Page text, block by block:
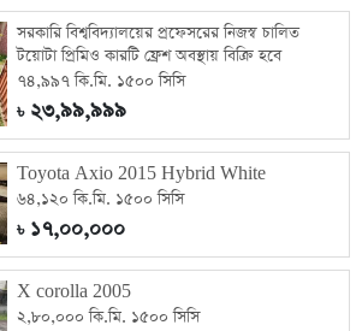
সরকারি বিশ্ববিদ্যালয়ের প্রফেসরের নিজস্ব চালিত
টয়োটা প্রিমিও কারটি ফ্রেশ অবস্থায় বিক্রি হবে
৭৪,৯৯৭ কি.মি. ১৫০০ সিসি
৳২৩,৯৯,৯৯৯
Toyota Axio 2015 Hybrid White
৬৪,১২০ কি.মি. ১৫০০ সিসি
৳১৭,০০,০০০
X corolla 2005
২,৮০,০০০ কি.মি. ১৫০০ সিসি